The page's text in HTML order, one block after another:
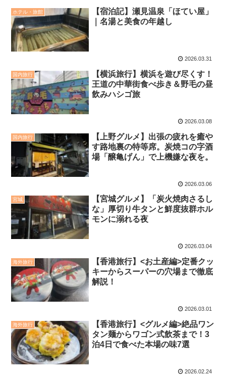
ホテル・旅館
【宿泊記】瀬見温泉「ほてい屋」
｜名湯と美食の年越し
2026.03.31
国内旅行
【横浜旅行】横浜を遊び尽くす！
王道の中華街食べ歩き＆野毛の昼
飲みハシゴ旅
2026.03.08
国内旅行
【上野グルメ】出張の疲れを癒や
す路地裏の特等席。炭焼コの字酒
場「醸亀げん」で上機嫌な夜を。
2026.03.06
宮城
【宮城グルメ】「炭火焼肉さるし
な」厚切り牛タンと鮮度抜群ホル
モンに溺れる夜
2026.03.04
海外旅行
【香港旅行】<お土産編>定番クッ
キーからスーパーの穴場まで徹底
解説！
2026.03.01
海外旅行
【香港旅行】<グルメ編>絶品ワン
タン麺からワゴン式飲茶まで！3
泊4日で食べた本場の味7選
2026.02.24